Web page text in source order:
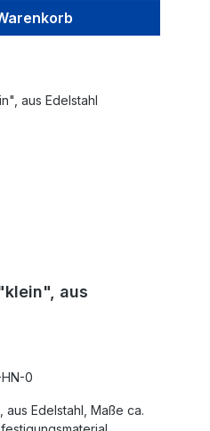
aus
0
Edelstahl, Maße ca.